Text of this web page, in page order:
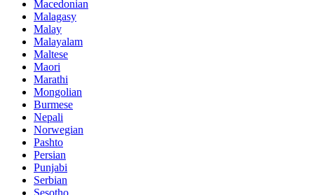
Macedonian
Malagasy
Malay
Malayalam
Maltese
Maori
Marathi
Mongolian
Burmese
Nepali
Norwegian
Pashto
Persian
Punjabi
Serbian
Sesotho